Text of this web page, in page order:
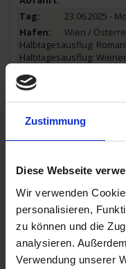
Zustimmung
Diese Webseite
Wir verwenden
personalisieren,
zu können und die
analysieren.
Verwendung unserer
23.06.2025 -
Wien /
Halbtagesausflug:
Halbtagesausflug:
24.06.2025 -
Budapest /
25.06.2025 -
Budapest /
Halbtagesausflug:
18.00 Uhr